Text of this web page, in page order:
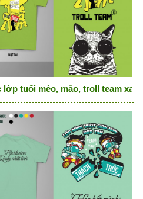
lớp tuổi mèo, mão, troll team